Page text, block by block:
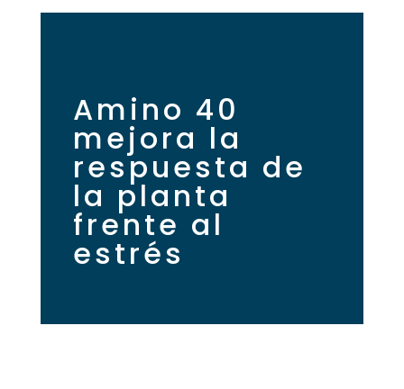
Amino 40
mejora la
respuesta de
la planta
frente al
estrés